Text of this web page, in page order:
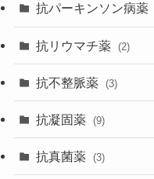
抗パーキンソン病薬
抗リウマチ薬 (2)
抗不整脈薬 (3)
抗凝固薬 (9)
抗真菌薬 (3)